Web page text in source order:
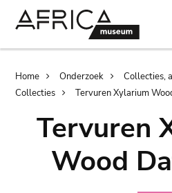
Breadcrumb
Home Onderzoek
Collecties,
Collecties
Tervuren Xylarium
Tervuren
Wood